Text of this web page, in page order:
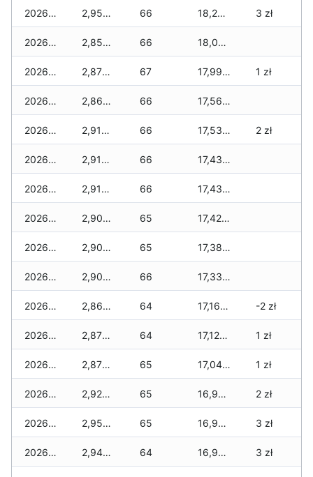
2026-04-02 2,950 zł 66 18,270 zł 3 zł
2026-04-01 2,850 zł 66 18,020 zł
2026-03-31 2,875 zł 67 17,995 zł 1 zł
2026-03-30 2,860 zł 66 17,560 zł
2026-03-29 2,910 zł 66 17,535 zł 2 zł
2026-03-28 2,910 zł 66 17,435 zł
2026-03-27 2,910 zł 66 17,435 zł
2026-03-26 2,900 zł 65 17,425 zł
2026-03-25 2,900 zł 65 17,380 zł
2026-03-24 2,900 zł 66 17,330 zł
2026-03-23 2,865 zł 64 17,160 zł -2 zł
2026-03-22 2,875 zł 64 17,120 zł 1 zł
2026-03-21 2,875 zł 65 17,045 zł 1 zł
2026-03-20 2,925 zł 65 16,995 zł 2 zł
2026-03-19 2,950 zł 65 16,935 zł 3 zł
2026-03-18 2,940 zł 64 16,925 zł 3 zł